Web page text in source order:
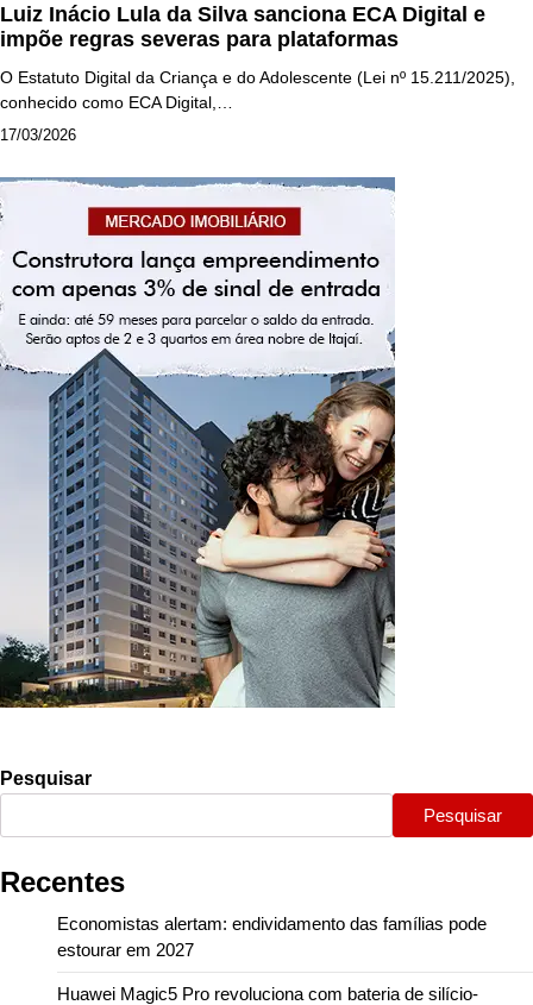
Luiz Inácio Lula da Silva sanciona ECA Digital e
impõe regras severas para plataformas
O Estatuto Digital da Criança e do Adolescente (Lei nº 15.211/2025),
conhecido como ECA Digital,…
17/03/2026
Pesquisar
Pesquisar
Recentes
Economistas alertam: endividamento das famílias pode
estourar em 2027
Huawei Magic5 Pro revoluciona com bateria de silício-